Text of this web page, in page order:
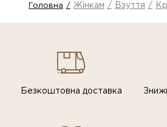
Головна Жінкам Взуття
Безкоштовна доставка